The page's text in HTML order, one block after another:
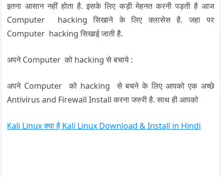
इतना आसान नहीं होता है. इसके लिए कड़ी मेहनत करनी पड़ती है आज
Computer hacking सिखाने के लिए क्लासेस है. जहा पर
Computer hacking सिखाई जाती है.
अपने Computer को hacking से बचाये :
अपने Computer को hacking से बचने के लिए आपको एक अच्छे
Antivirus and Firewall Install करना जरुरी है. साथ ही आपको
Kali Linux क्या है Kali Linux Download & Install in Hindi